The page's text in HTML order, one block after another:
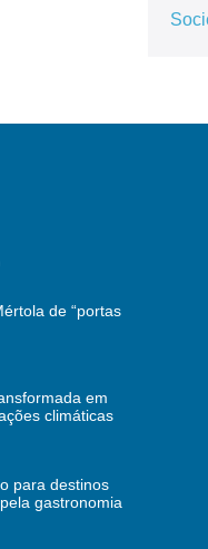
de “portas
em
climáticas
para destinos
gastronomia